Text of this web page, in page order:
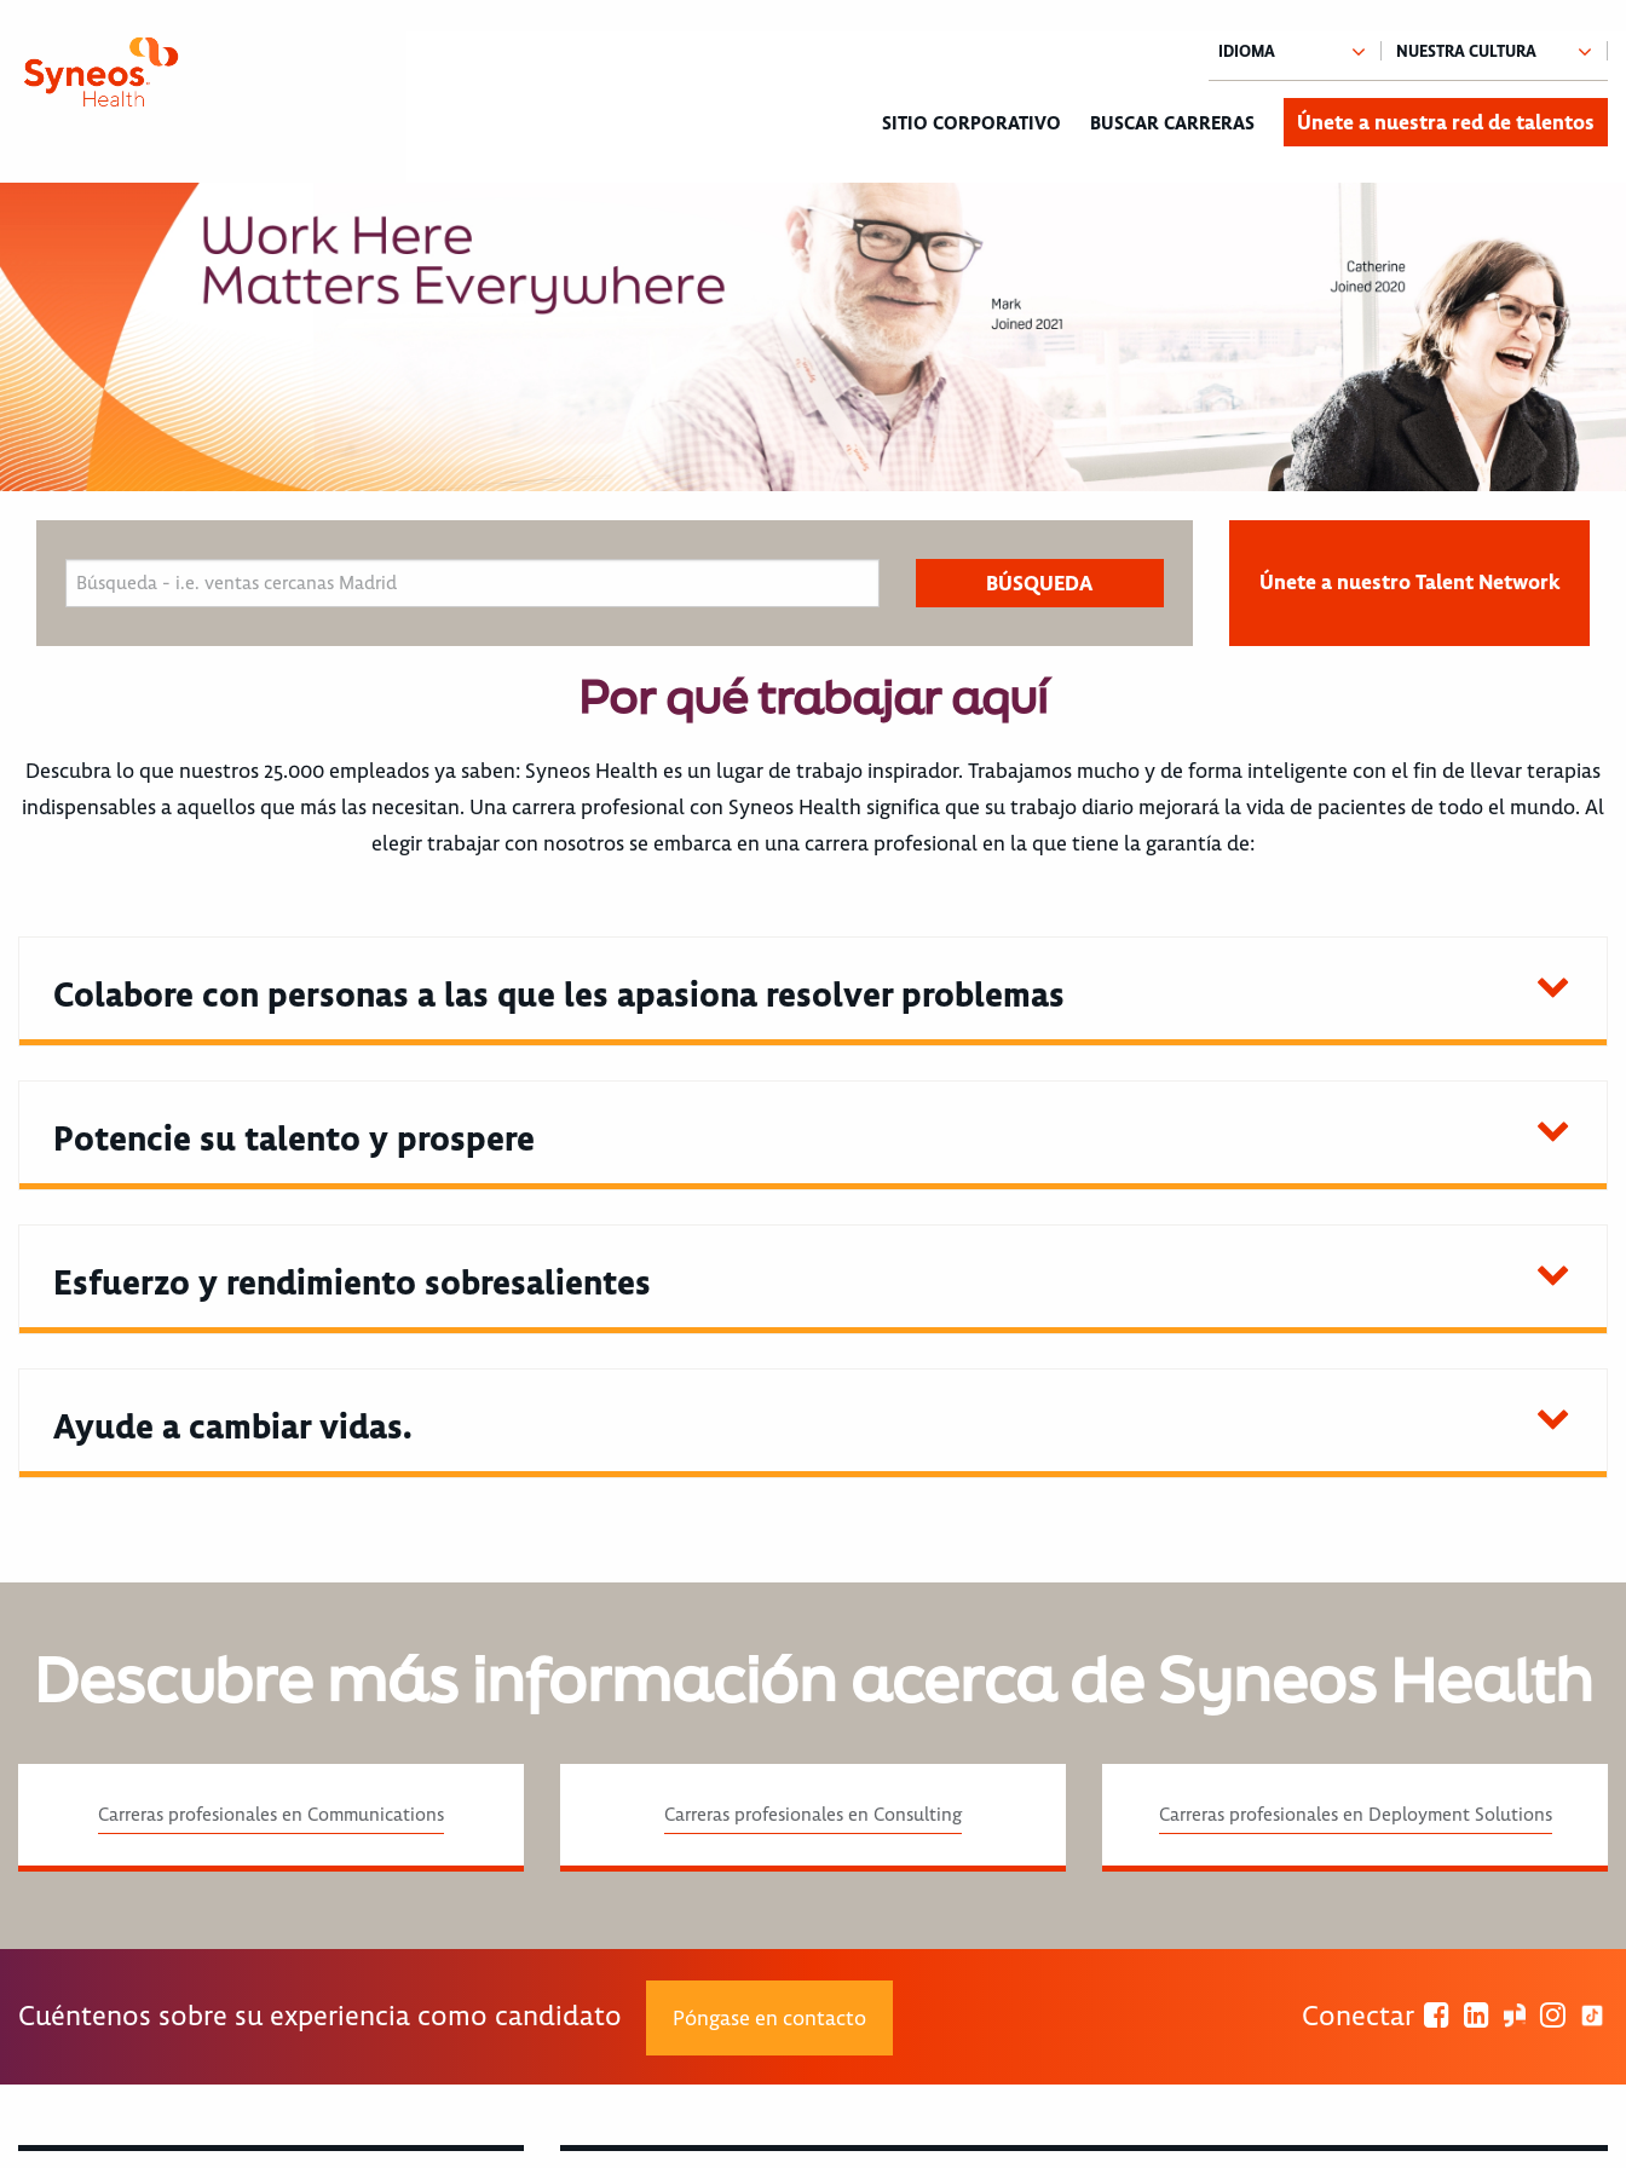
SITIO CORPORATIVO BUSCAR CARRERAS Únete a nuestra red de talentos
Únete a nuestro Talent Network
Por qué trabajar aquí
Descubra lo que nuestros 25.000 empleados ya saben: Syneos Health es un lugar de trabajo inspirador. Trabajamos mucho y de forma inteligente con el fin de llevar terapias
indispensables a aquellos que más las necesitan. Una carrera profesional con Syneos Health significa que su trabajo diario mejorará la vida de pacientes de todo el mundo. Al
elegir trabajar con nosotros se embarca en una carrera profesional en la que tiene la garantía de:
Colabore con personas a las que les apasiona resolver problemas
Potencie su talento y prospere
Esfuerzo y rendimiento sobresalientes
Ayude a cambiar vidas.
Descubre más información acerca de Syneos Health
Carreras profesionales en Communications Carreras profesionales en Consulting Carreras profesionales en Deployment Solutions
Cuéntenos sobre su experiencia como candidato Póngase en contacto Conectar